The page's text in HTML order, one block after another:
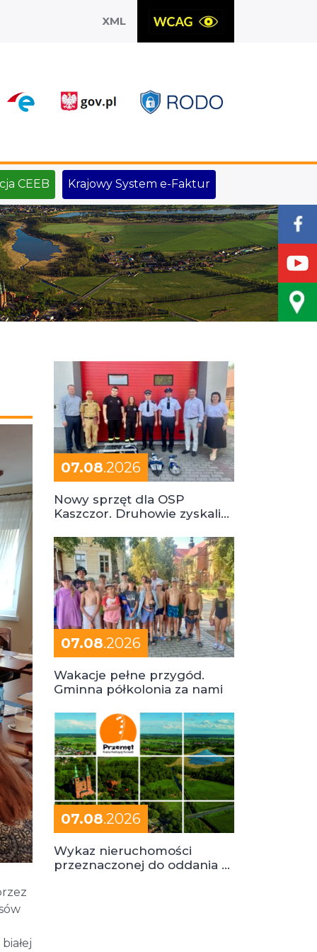
XML
CEEB Krajowy System e-Faktur
07.08.2026
Nowy sprzęt dla OSP
Kaszczor. Druhowie zyskali
07.08.2026
Wakacje pełne przygód.
Gminna półkolonia za nami
07.08.2026
Wykaz nieruchomości
przeznaczonej do oddania w